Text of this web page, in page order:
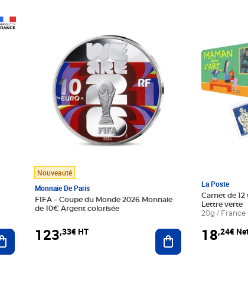
Ajouter au panier
Nouveauté
Monnaie De Paris
FIFA – Coupe du Monde 2026 Monnaie
de 10€ Argent colorisée
123,33€ HT Ajouter au panier
La Poste
Carnet de
Lettre verte
20g / France
18,24€